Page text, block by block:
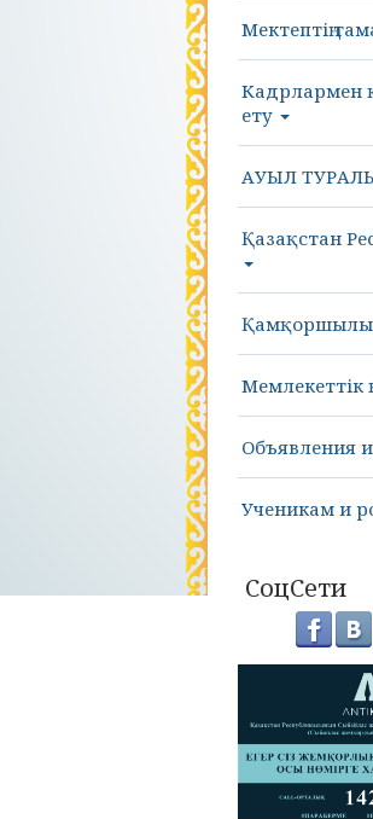
Мектептің
Кадрлармен
ету
АУЫЛ
Қазақстан
Қамқоршылық
Мемлекеттік
Объявления
Ученикам и
СоцСети